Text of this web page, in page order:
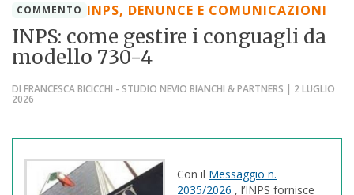
COMMENTO INPS, DENUNCE E COMUNICAZIONI
INPS: come gestire i conguagli da
modello 730-4
DI FRANCESCA BICICCHI - STUDIO NEVIO BIANCHI & PARTNERS | 2 LUGLIO
2026
Con il Messaggio n.
2035/2026 , l’INPS fornisce